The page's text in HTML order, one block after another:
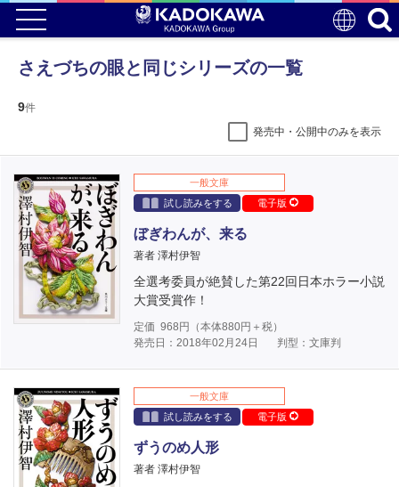
さえづちの眼と同じシリーズの一覧
9件
発売中・公開中のみを表示
一般文庫
試し読みをする
電子版
ぼぎわんが、来る
著者 澤村伊智
全選考委員が絶賛した第22回日本ホラー小説
大賞受賞作！
定価 968 円（本体880円＋税）
発売日：2018年02月24日
判型：文庫判
一般文庫
試し読みをする
電子版
ずうのめ人形
著者 澤村伊智